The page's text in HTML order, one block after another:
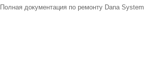
Полная документация по ремонту Dana